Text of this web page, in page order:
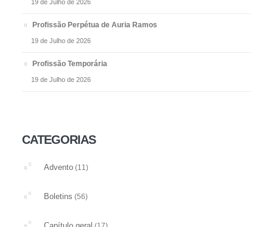
19 de Julho de 2026
Profissão Perpétua de Auria Ramos
19 de Julho de 2026
Profissão Temporária
19 de Julho de 2026
CATEGORIAS
Advento (11)
Boletins (56)